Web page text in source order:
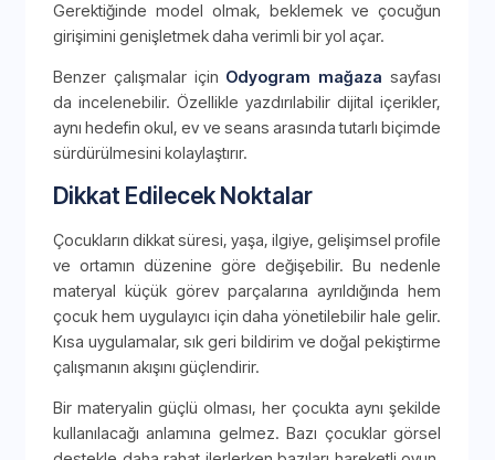
Gerektiğinde model olmak, beklemek ve çocuğun
girişimini genişletmek daha verimli bir yol açar.
Benzer çalışmalar için Odyogram mağaza sayfası
da incelenebilir. Özellikle yazdırılabilir dijital içerikler,
aynı hedefin okul, ev ve seans arasında tutarlı biçimde
sürdürülmesini kolaylaştırır.
Dikkat Edilecek Noktalar
Çocukların dikkat süresi, yaşa, ilgiye, gelişimsel profile
ve ortamın düzenine göre değişebilir. Bu nedenle
materyal küçük görev parçalarına ayrıldığında hem
çocuk hem uygulayıcı için daha yönetilebilir hale gelir.
Kısa uygulamalar, sık geri bildirim ve doğal pekiştirme
çalışmanın akışını güçlendirir.
Bir materyalin güçlü olması, her çocukta aynı şekilde
kullanılacağı anlamına gelmez. Bazı çocuklar görsel